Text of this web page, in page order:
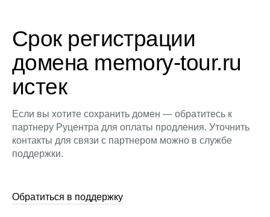
Срок регистрации
домена memory-tour.ru
истек
Если вы хотите сохранить домен — обратитесь к
партнеру Руцентра для оплаты продления. Уточнить
контакты для связи с партнером можно в службе
поддержки.
Обратиться в поддержку